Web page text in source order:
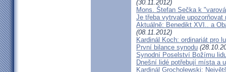
(30.11.2012)
Mons. Štefan Sečka k
Je třeba vytrvale
Aktuálně: Benedikt XVI.. a
(08.11.2012)
Kardinál Koch: ordinariát pro
První bilance synodu
Synodní Poselství Božímu
Dnešní lidé potřebují místa a
Kardinál Grocholewski: